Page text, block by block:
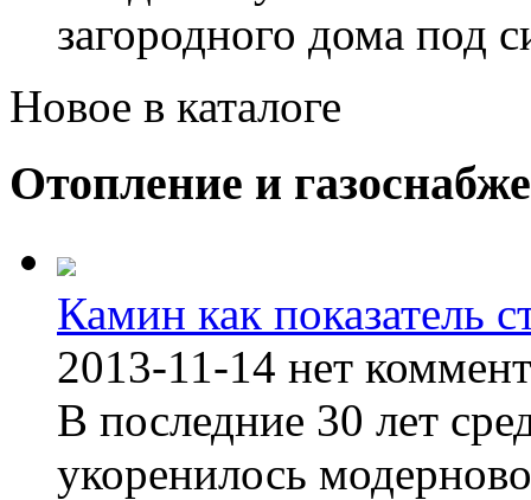
загородного дома под
Новое в каталоге
Отопление и
Камин как показатель
2013-11-14 нет
В последние 30 лет
укоренилось